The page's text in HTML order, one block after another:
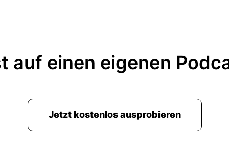
auf einen eigenen
Jetzt kostenlos ausprobieren